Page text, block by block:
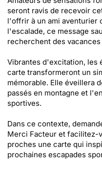
seront ravis de recevoir
l'offrir à un ami aventurier
l'escalade, ce message
recherchent des
Vibrantes d'excitation, les
carte transformeront un
mémorable. Elle éveillera
passés en montagne et
sportives.
Dans ce contexte,
Merci Facteur et facilitez-
proches une carte qui
prochaines escapades